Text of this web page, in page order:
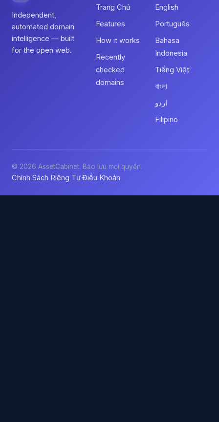
Independent,
automated domain
intelligence — built
for the open web.
Trang Chủ
Features
How it works
Recently
checked
domains
English
Português
Bahasa
Indonesia
Tiếng Việt
বাংলা
اردو
Filipino
© 2026 AssetCabinet. Bảo lưu mọi quyền.
Chính Sách Riêng Tư·Điều Khoản